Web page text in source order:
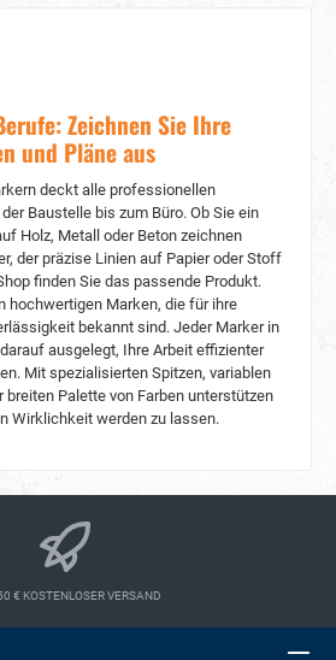
Schreibspitze ist eine geniale
Big Ink Smart-Use Markers
eine schnelle Wiederbelebung
einfaches Drehen der
sodass Sie den Marker länger
können, ohne ihn frühzeitig
müssen. Das Griffrohr aus
für saubere Finger, sodass
auf Ihre Markierungsarbeit
Fragen
Big Ink Smart-
vereint die Funktionen eines
und eines Tiefloch-Markers
Produkt. Dies macht sie zu
verwenden? Ja, der
alle glatten und trockenen
geeignet. Sie können ihn
verschiedenen Materialien wie
Zeichnen Sie Ihre
und Pläne aus
deckt alle professionellen
Baustelle bis zum Büro. Ob Sie ein
Holz, Metall oder Beton zeichnen
der präzise Linien auf Papier oder Stoff
finden Sie das passende Produkt.
hochwertigen Marken, die für ihre
bekannt sind. Jeder Marker in
ausgelegt, Ihre Arbeit effizienter
Mit spezialisierten Spitzen, variablen
Palette von Farben unterstützen
Wirklichkeit werden zu lassen.
€ KOSTENLOSER VERSAND